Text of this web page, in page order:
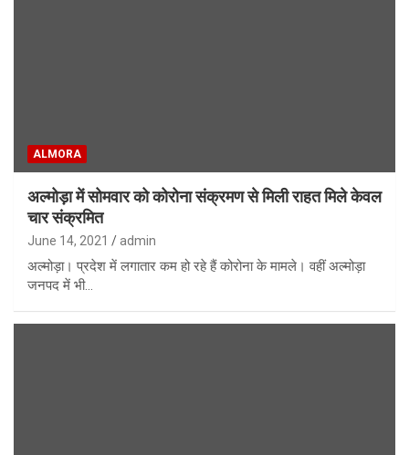
ALMORA
अल्मोड़ा में सोमवार को कोरोना संक्रमण से मिली राहत मिले केवल
चार संक्रमित
June 14, 2021 admin
अल्मोड़ा। प्रदेश में लगातार कम हो रहे हैं कोरोना के मामले। वहीं अल्मोड़ा
जनपद में भी…